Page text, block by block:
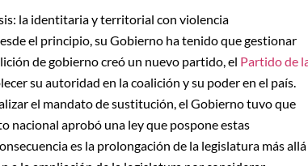
la identitaria y territorial con violencia
el principio, su Gobierno ha tenido que gestionar
de gobierno creó un nuevo partido, el Partido de
su autoridad en la coalición y su poder en el país.
el mandato de sustitución, el Gobierno tuvo que
nacional aprobó una ley que pospone estas
es la prolongación de la legislatura más allá